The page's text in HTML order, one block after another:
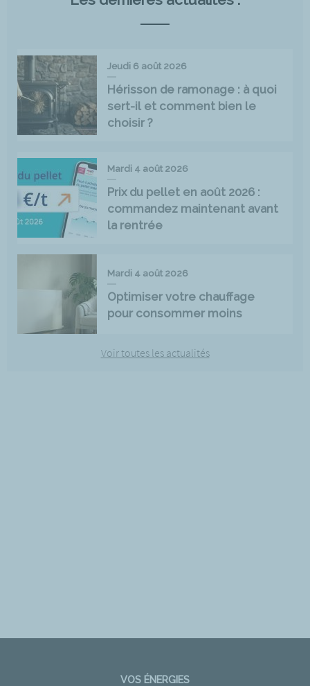
Jeudi 6 août 2026
Hérisson de ramonage : à quoi
sert-il et comment bien le
choisir ?
Mardi 4 août 2026
Prix du pellet en août 2026 :
commandez maintenant avant
la rentrée
Mardi 4 août 2026
Optimiser votre chauffage
pour consommer moins
Voir toutes les actualités
VOS ÉNERGIES